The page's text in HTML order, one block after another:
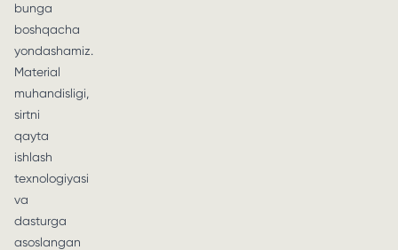
bunga
boshqacha
yondashamiz.
Material
muhandisligi,
sirtni
qayta
ishlash
texnologiyasi
va
dasturga
asoslangan